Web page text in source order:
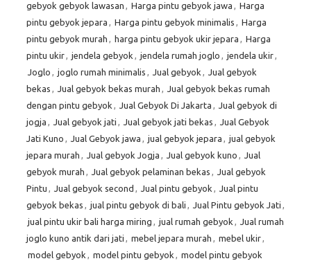
gebyok gebyok lawasan , Harga pintu gebyok jawa , Harga
pintu gebyok jepara , Harga pintu gebyok minimalis , Harga
pintu gebyok murah , harga pintu gebyok ukir jepara , Harga
pintu ukir, jendela gebyok , jendela rumah joglo , jendela ukir,
Joglo , joglo rumah minimalis , Jual gebyok , Jual gebyok
bekas , Jual gebyok bekas murah , Jual gebyok bekas rumah
dengan pintu gebyok , Jual Gebyok Di Jakarta , Jual gebyok di
jogja , Jual gebyok jati , Jual gebyok jati bekas , Jual Gebyok
Jati Kuno , Jual Gebyok jawa , jual gebyok jepara , jual gebyok
jepara murah , Jual gebyok Jogja , Jual gebyok kuno , Jual
gebyok murah , Jual gebyok pelaminan bekas , Jual gebyok
Pintu , Jual gebyok second , Jual pintu gebyok , Jual pintu
gebyok bekas , jual pintu gebyok di bali , Jual Pintu gebyok Jati ,
jual pintu ukir bali harga miring , jual rumah gebyok , Jual rumah
joglo kuno antik dari jati , mebel jepara murah , mebel ukir,
model gebyok , model pintu gebyok , model pintu gebyok